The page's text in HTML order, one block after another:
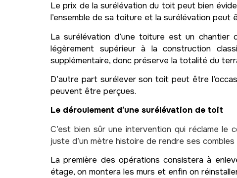
Le prix de la surélévation du toit peut bien
l’ensemble de sa toiture et la surélévation peut
La surélévation d’une toiture est un
légèrement supérieur à la construction
supplémentaire, donc préserve la totalité du
D’autre part surélever son toit peut être
peuvent être perçues.
Le déroulement d’une surélévation de toit
C’est bien sûr une intervention qui réclame le
juste d’un mètre histoire de rendre ses
La première des opérations consistera à
étage, on montera les murs et enfin on